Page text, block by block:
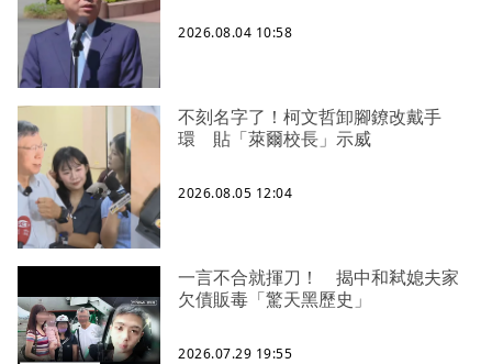
2026.08.04 10:58
不刻名字了！柯文哲卸腳鐐改戴手
環 貼「萊爾校長」示威
2026.08.05 12:04
一言不合就揮刀！ 揭中和弒媳夫家
欠債販毒「驚天黑歷史」
2026.07.29 19:55